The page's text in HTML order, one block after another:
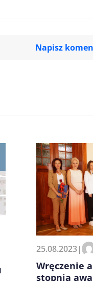
Napisz
moje dane w tej
25.08.2023|
Wręczenie
stopnia